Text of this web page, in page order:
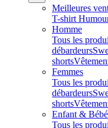
Meilleures
T-shirt
Homme
Tous les
débardeurs
shorts
Femmes
Tous les
débardeurs
shorts
Enfant & Bébé
Tous les